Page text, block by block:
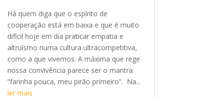
Há quem diga que o espírito de
cooperação está em baixa e que é muito
difícil hoje em dia praticar empatia e
altruísmo numa cultura ultracompetitiva,
como a que vivemos. A máxima que rege
nossa convivência parece ser o mantra
“farinha pouca, meu pirão primeiro”. Na...
ler mais